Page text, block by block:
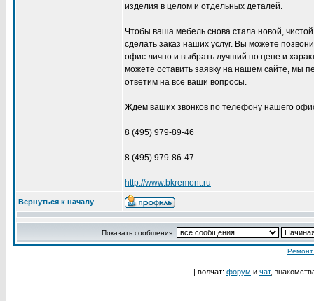
изделия в целом и отдельных деталей.
Чтобы ваша мебель снова стала новой,
сделать заказ наших услуг. Вы можете
офис лично и выбрать лучший по цене и
можете оставить заявку на нашем сайте, мы
ответим на все ваши вопросы.
Ждем ваших звонков по телефону нашего
8 (495) 979-89-46
8 (495) 979-86-47
http://www.bkremont.ru
Вернуться к началу
Показать сообщения:
Ремонт
| волчат: форум и чат,